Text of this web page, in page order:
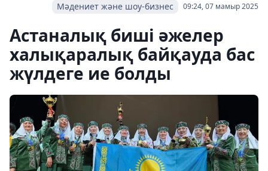
09:24, 07 мамыр 2025
Мәдениет және шоу-бизнес
Астаналық биші әжелер
халықаралық байқауда бас
жүлдеге ие болды